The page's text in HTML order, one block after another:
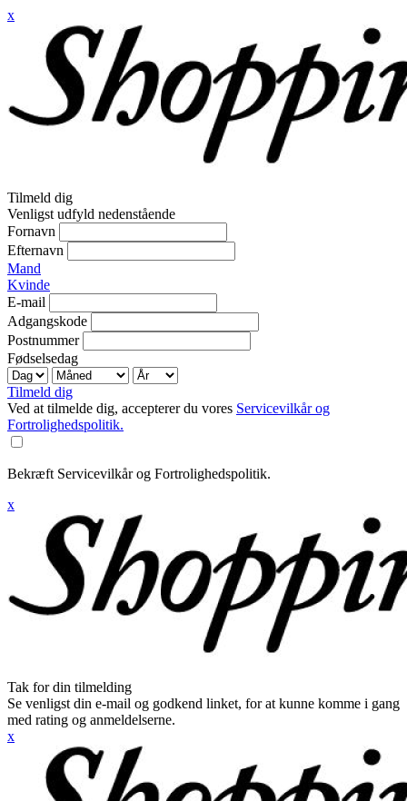
x
Tilmeld dig
Venligst udfyld nedenstående
Fornavn
Efternavn
Mand
Kvinde
E-mail
Adgangskode
Postnummer
Fødselsedag
Tilmeld dig
Ved at tilmelde dig, accepterer du vores Servicevilkår og
Fortrolighedspolitik.
Bekræft Servicevilkår og Fortrolighedspolitik.
x
Tak for din tilmelding
Se venligst din e-mail og godkend linket, for at kunne komme i gang
med rating og anmeldelserne.
x